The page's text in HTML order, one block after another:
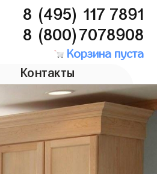
8 (495) 117 7891
8 (800)7078908
Корзина пуста
Контакты